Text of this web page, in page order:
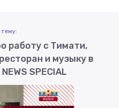
работу с Тимати,
и музыку в
SPECIAL